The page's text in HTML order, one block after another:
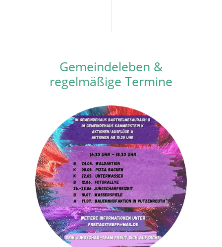
Gemeindeleben &
regelmäßige Termine